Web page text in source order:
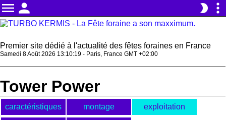
menu person brightness_2 more_vert
Premier site dédié à l'actualité des fêtes foraines en France
Samedi 8 Août 2026 13:10:19 - Paris, France GMT +02:00
Tower Power
caractéristiques montage exploitation